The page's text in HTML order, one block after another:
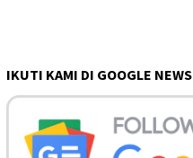
IKUTI KAMI DI GOOGLE NEWS